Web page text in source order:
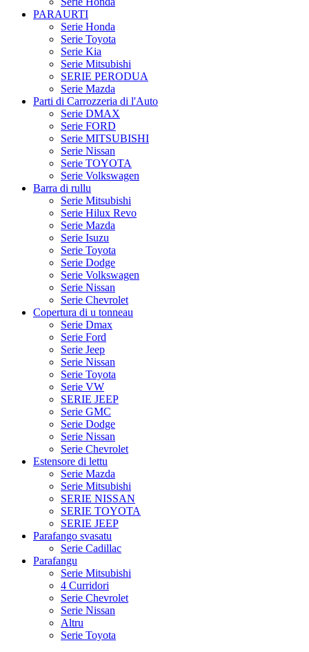
PARAURTI
Serie Honda
Serie Toyota
Serie Kia
Serie Mitsubishi
SERIE PERODUA
Serie Mazda
Parti di Carrozzeria di l'Auto
Serie DMAX
Serie FORD
Serie MITSUBISHI
Serie Nissan
Serie TOYOTA
Serie Volkswagen
Barra di rullu
Serie Mitsubishi
Serie Hilux Revo
Serie Mazda
Serie Isuzu
Serie Toyota
Serie Dodge
Serie Volkswagen
Serie Nissan
Serie Chevrolet
Copertura di u tonneau
Serie Dmax
Serie Ford
Serie Jeep
Serie Nissan
Serie Toyota
Serie VW
SERIE JEEP
Serie GMC
Serie Dodge
Serie Nissan
Serie Chevrolet
Estensore di lettu
Serie Mazda
Serie Mitsubishi
SERIE NISSAN
SERIE TOYOTA
SERIE JEEP
Parafango svasatu
Serie Cadillac
Parafangu
Serie Mitsubishi
4 Curridori
Serie Chevrolet
Serie Nissan
Altru
Serie Toyota